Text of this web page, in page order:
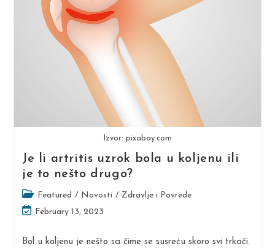
Izvor: pixabay.com
Je li artritis uzrok bola u koljenu ili
je to nešto drugo?
Post
category:
Featured / Novosti / Zdravlje i Povrede
Post
modified:
February 13, 2023
Bol u koljenu je nešto sa čime se susreću skoro svi trkači.